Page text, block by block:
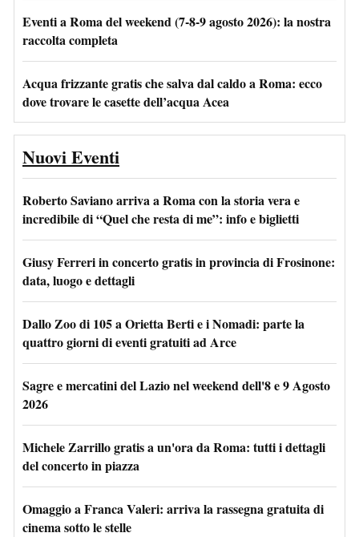
Eventi a Roma del weekend (7-8-9 agosto 2026): la nostra
raccolta completa
Acqua frizzante gratis che salva dal caldo a Roma: ecco
dove trovare le casette dell’acqua Acea
Nuovi Eventi
Roberto Saviano arriva a Roma con la storia vera e
incredibile di “Quel che resta di me”: info e biglietti
Giusy Ferreri in concerto gratis in provincia di Frosinone:
data, luogo e dettagli
Dallo Zoo di 105 a Orietta Berti e i Nomadi: parte la
quattro giorni di eventi gratuiti ad Arce
Sagre e mercatini del Lazio nel weekend dell'8 e 9 Agosto
2026
Michele Zarrillo gratis a un'ora da Roma: tutti i dettagli
del concerto in piazza
Omaggio a Franca Valeri: arriva la rassegna gratuita di
cinema sotto le stelle